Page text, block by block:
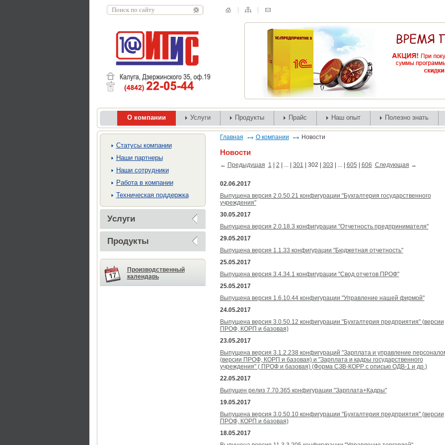
О компании Услуги Продукты Прайс Наш опыт Полезно знать
Cтатусы компании
Наши партнеры
Наши сотрудники
Работа в компании
Техническая поддержка
Услуги
Продукты
Производственный
календарь
Главная О компании Новости
Новости
← Предыдущая 1 2 | ... | 301 302 303 | ... | 605 606 Следующая →
02.06.2017
Выпущена версия 2.0.50.21 конфигурации "Бухгалтерия государственного
учреждения"
30.05.2017
Выпущена версия 2.0.18.3 конфигурации "Отчетность предпринимателя"
29.05.2017
Выпущена версия 1.1.33 конфигурации "Бюджетная отчетность"
25.05.2017
Выпущена версия 3.4.34.1 конфигурации "Свод отчетов ПРОФ"
25.05.2017
Выпущена версия 1.6.10.44 конфигурации "Управление нашей фирмой"
24.05.2017
Выпущена версия 3.0.50.12 конфигурации "Бухгалтерия предприятия" (версии
ПРОФ, КОРП и базовая)
23.05.2017
Выпущена версия 3.1.2.238 конфигураций "Зарплата и управление
(версии ПРОФ, КОРП и базовая) и "Зарплата и кадры государственного
учреждения" ( ПРОФ и базовая) (Форма СЗВ-КОРР с описью ОДВ-1 и др.)
22.05.2017
Выпущен релиз 7.70.365 конфигурации "Зарплата+Кадры"
19.05.2017
Выпущена версия 3.0.50.10 конфигурации "Бухгалтерия предприятия" (версии
ПРОФ, КОРП и базовая)
18.05.2017